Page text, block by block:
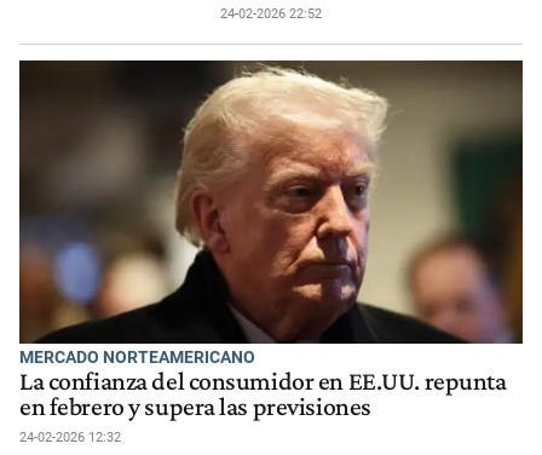
24-02-2026 22:52
MERCADO NORTEAMERICANO
La confianza del consumidor en EE.UU. repunta
en febrero y supera las previsiones
24-02-2026 12:32